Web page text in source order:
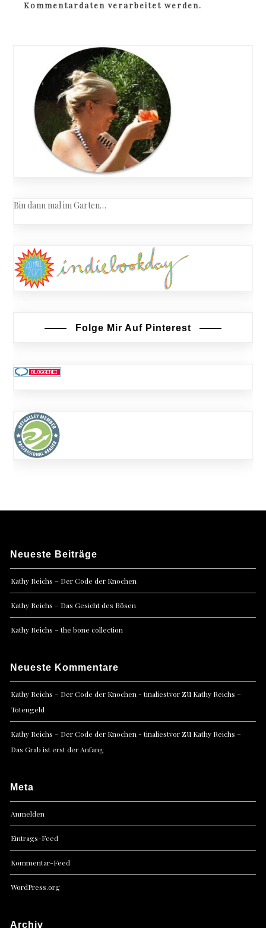
Kommentardaten verarbeitet werden.
Bin dann mal im Garten…
Folge Mir Auf Pinterest
Neueste Beiträge
Kathy Reichs – Der Code der Knochen
Kathy Reichs – Das Gesicht des Bösen
Kathy Reichs – the bone collection
Neueste Kommentare
Kathy Reichs – Der Code der Knochen - tinaliestvorzu Kathy Reichs –
Totengeld
Kathy Reichs – Der Code der Knochen - tinaliestvorzu Kathy Reichs –
Das Grab ist erst der Anfang
Meta
Anmelden
Eintrags-Feed
Kommentar-Feed
WordPress.org
Archiv